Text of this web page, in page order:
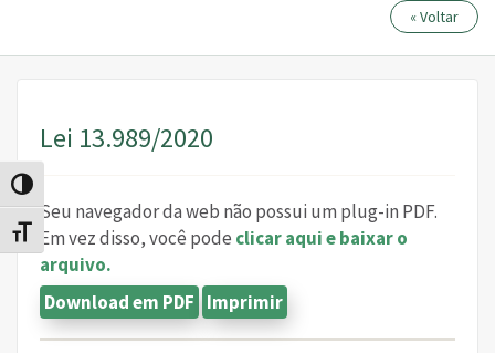
Alternar alto contraste
Alternar tamanho da fonte
« Voltar
Lei 13.989/2020
Seu navegador da web não possui um plug-in PDF.
Em vez disso, você pode clicar aqui e baixar o
arquivo.
Download em PDF Imprimir